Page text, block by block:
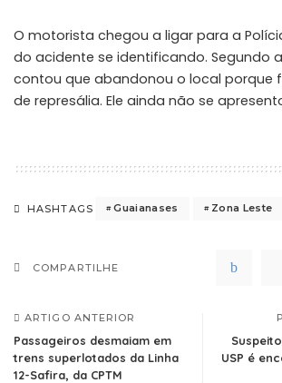
O motorista chegou a ligar para a
do acidente se identificando. Segundo
contou que abandonou o local porque
de represália. Ele ainda não se
HASHTAGS Guaianases Zona Leste
COMPARTILHE
ARTIGO ANTERIOR
Passageiros desmaiam em
trens superlotados da Linha
12-Safira, da CPTM
USP é